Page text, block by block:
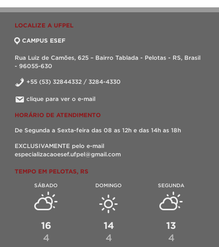
LOCALIZE A UFPEL
CAMPUS ESEF
Rua Luiz de Camões, 625 – Bairro Tablada - Pelotas - RS, Brasil
- 96055-630
+55 (53) 32844332 / 3284-4330
clique para ver o e-mail
HORÁRIO DE ATENDIMENTO
De Segunda a Sexta-feira das 08 as 12h e das 14h as 18h
EXCLUSIVAMENTE pelo e-mail
especializacaoesef.ufpel@gmail.com
TEMPO EM PELOTAS, RS
SÁBADO
16
4
DOMINGO
14
4
SEGUNDA
13
4